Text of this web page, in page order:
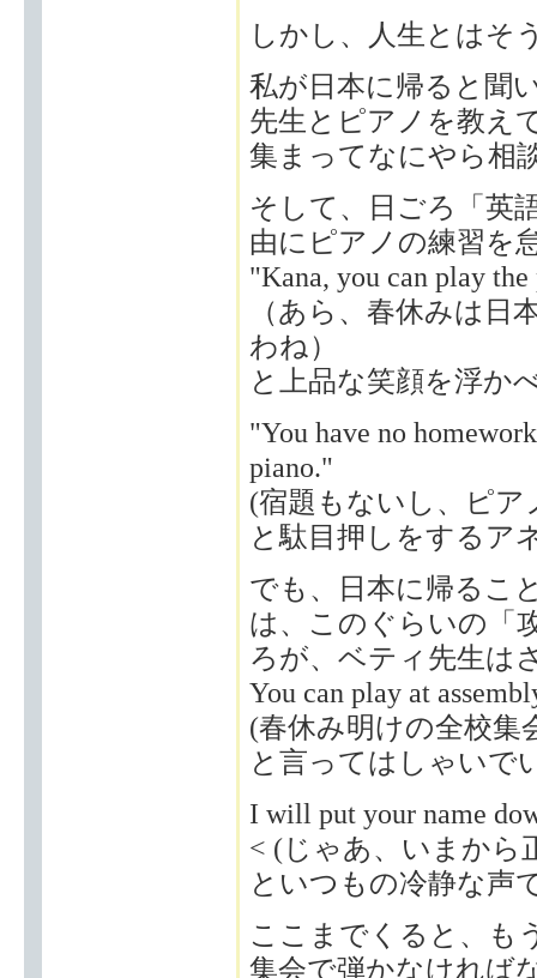
しかし、人生とはそ
私が日本に帰ると聞
先生とピアノを教え
集まってなにやら相
そして、日ごろ「英
由にピアノの練習を
"Kana, you can play
（あら、春休みは日
わね）
と上品な笑顔を浮か
"You have no
piano."
(宿題もないし、ピア
と駄目押しをするア
でも、日本に帰るこ
は、このぐらいの「
ろが、ベティ先生は
You can play at
(春休み明けの全校集
と言ってはしゃいで
I will put your name
< (じゃあ、いまから
といつもの冷静な声
ここまでくると、も
集会で弾かなければ